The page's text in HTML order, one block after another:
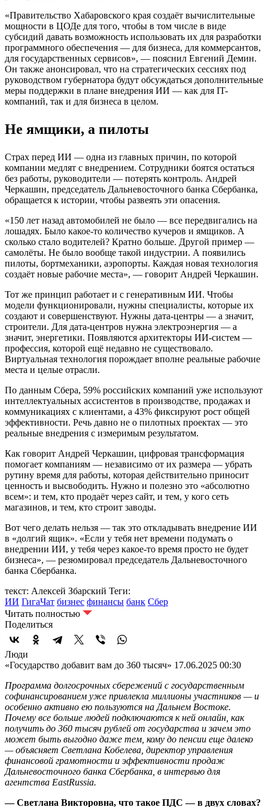
«Правительство Хабаровского края создаёт вычислительные
мощности в ЦОДе для того, чтобы в том числе в виде
субсидий давать возможность использовать их для разработки
программного обеспечения — для бизнеса, для коммерсантов,
для государственных сервисов», — пояснил Евгений Демин.
Он также анонсировал, что на стратегических сессиях под
руководством губернатора будут обсуждаться дополнительные
меры поддержки в плане внедрения ИИ — как для IT-
компаний, так и для бизнеса в целом.
Не ямщики, а пилоты
Страх перед ИИ — одна из главных причин, по которой
компании медлят с внедрением. Сотрудники боятся остаться
без работы, руководители — потерять контроль. Андрей
Черкашин, председатель Дальневосточного банка Сбербанка,
обращается к истории, чтобы развеять эти опасения.
«150 лет назад автомобилей не было — все передвигались на
лошадях. Было какое-то количество кучеров и ямщиков. А
сколько стало водителей? Кратно больше. Другой пример —
самолёты. Не было вообще такой индустрии. А появились
пилоты, бортмеханики, аэропорты. Каждая новая технология
создаёт новые рабочие места», — говорит Андрей Черкашин.
Тот же принцип работает и с генеративным ИИ. Чтобы
модели функционировали, нужны специалисты, которые их
создают и совершенствуют. Нужны дата-центры — а значит,
строители. Для дата-центров нужна электроэнергия — а
значит, энергетики. Появляются архитекторы ИИ-систем —
профессия, которой ещё недавно не существовало.
Виртуальная технология порождает вполне реальные рабочие
места и целые отрасли.
По данным Сбера, 59% российских компаний уже используют
интеллектуальных ассистентов в производстве, продажах и
коммуникациях с клиентами, а 43% фиксируют рост общей
эффективности. Речь давно не о пилотных проектах — это
реальные внедрения с измеримым результатом.
Как говорит Андрей Черкашин, цифровая трансформация
помогает компаниям — независимо от их размера — убрать
рутину время для работы, которая действительно приносит
ценность и высвободить. Нужно и полезно это «абсолютно
всем»: и тем, кто продаёт через сайт, и тем, у кого сеть
магазинов, и тем, кто строит заводы.
Вот чего делать нельзя — так это откладывать внедрение ИИ
в «долгий ящик». «Если у тебя нет времени подумать о
внедрении ИИ, у тебя через какое-то время просто не будет
бизнеса», — резюмировал председатель Дальневосточного
банка Сбербанка.
текст: Алексей Збарский Теги:
ИИ ГигаЧат бизнес финансы банк Сбер
Читать полностью
Поделиться
Люди
«Государство добавит вам до 360 тысяч» 17.06.2025 00:30
Программа долгосрочных сбережений с государственным
софинансированием уже привлекла миллионы участников — и
особенно активно ею пользуются на Дальнем Востоке.
Почему все больше людей подключаются к ней онлайн, как
получить до 360 тысяч рублей от государства и зачем это
может быть выгодно даже тем, кому до пенсии еще далеко
— объясняет Светлана Кобелева, директор управления
финансовой грамотности и эффективности продаж
Дальневосточного банка Сбербанка, в интервью для
агентства EastRussia.
— Светлана Викторовна, что такое ПДС — в двух словах?